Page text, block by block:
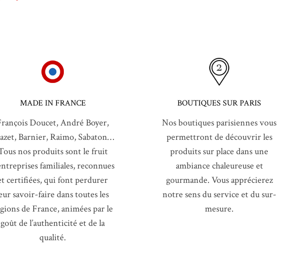
MADE IN FRANCE
Doucet, André Boyer,
Barnier, Raimo, Sabaton…
nos produits sont le fruit
familiales, reconnues
certifiées, qui font perdurer
savoir-faire dans toutes les
de France, animées par le
goût de l’authenticité et de la
qualité.
BOUTIQUES SUR PARIS
Nos boutiques parisiennes vous
permettront de découvrir les
produits sur place dans une
ambiance chaleureuse et
gourmande. Vous apprécierez
notre sens du service et du sur-
mesure.